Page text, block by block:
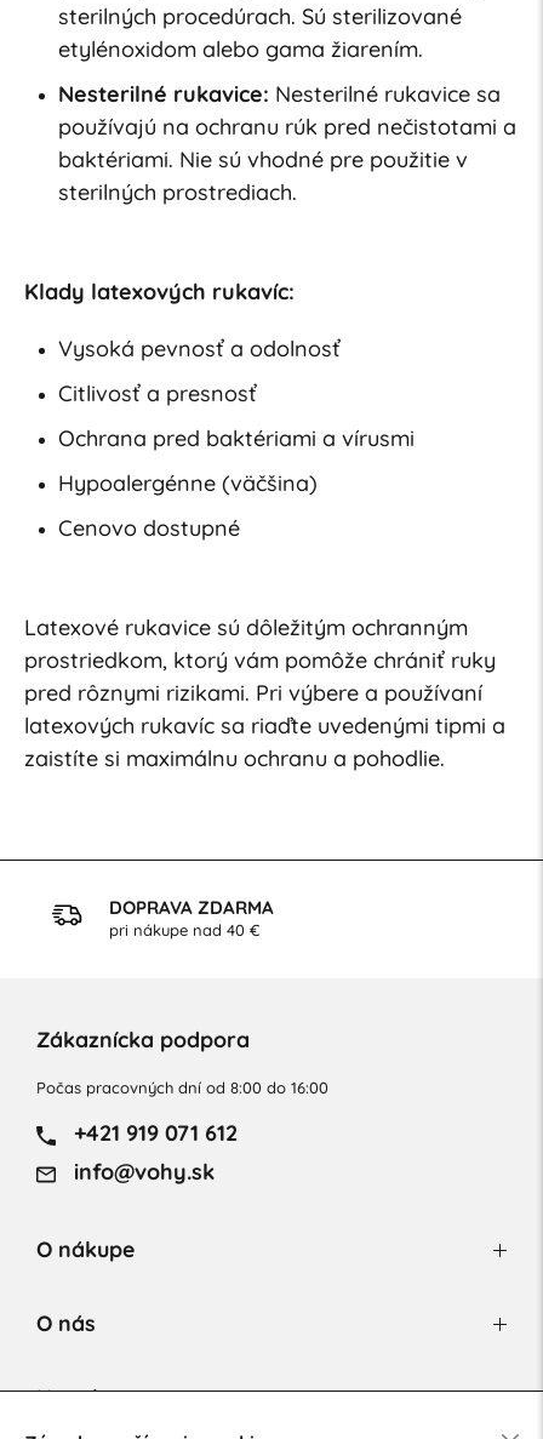
sterilných procedúrach. Sú sterilizované
etylénoxidom alebo gama žiarením.
Nesterilné rukavice: Nesterilné rukavice sa
používajú na ochranu rúk pred nečistotami a
baktériami. Nie sú vhodné pre použitie v
sterilných prostrediach.
Klady latexových rukavíc:
Vysoká pevnosť a odolnosť
Citlivosť a presnosť
Ochrana pred baktériami a vírusmi
Hypoalergénne (väčšina)
Cenovo dostupné
Latexové rukavice sú dôležitým ochranným
prostriedkom, ktorý vám pomôže chrániť ruky
pred rôznymi rizikami. Pri výbere a používaní
latexových rukavíc sa riaďte uvedenými tipmi a
zaistíte si maximálnu ochranu a pohodlie.
DOPRAVA ZDARMA
pri nákupe nad 40 €
Zákaznícka podpora
Počas pracovných dní od 8:00 do 16:00
+421 919 071 612
info@vohy.sk
O nákupe
O nás
Newsletter